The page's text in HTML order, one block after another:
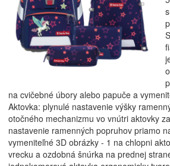
na cvičebné úbory alebo papuče a
Aktovka: plynulé nastavenie výšky
otočného mechanizmu vo vnútri aktovky
nastavenie ramenných popruhov priamo
vymeniteľné 3D obrázky - 1 na chlopni
vrecku a ozdobná šnúrka na prednej